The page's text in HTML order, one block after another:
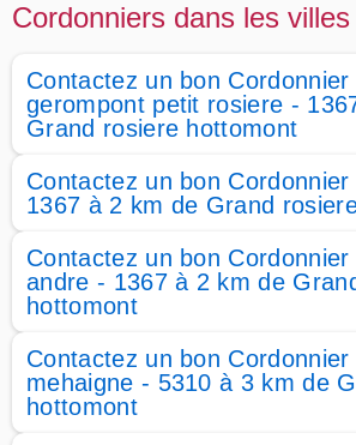
Cordonniers dans les
Contactez un bon
gerompont petit rosiere -
Grand rosiere hottomont
Contactez un bon
1367 à 2 km de Grand
Contactez un bon
andre - 1367 à 2 km de
hottomont
Contactez un bon
mehaigne - 5310 à 3 km de
hottomont